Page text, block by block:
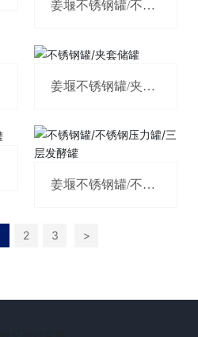
姜堰不锈钢罐/不锈
姜堰不锈钢罐/夹套
姜堰不锈钢罐/不锈
2 3 >